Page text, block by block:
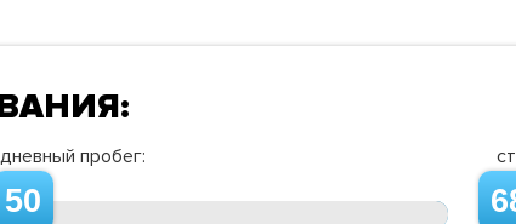
пробег:
50